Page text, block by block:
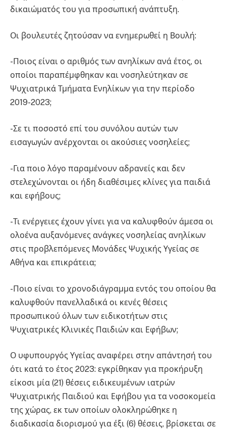
δικαιώματός του για προσωπική ανάπτυξη.
Οι βουλευτές ζητούσαν να ενημερωθεί η Βουλή:
-Ποιος είναι ο αριθμός των ανηλίκων ανά έτος, οι
οποίοι παραπέμφθηκαν και νοσηλεύτηκαν σε
Ψυχιατρικά Τμήματα Ενηλίκων για την περίοδο
2019-2023;
-Σε τι ποσοστό επί του συνόλου αυτών των
εισαγωγών ανέρχονται οι ακούσιες νοσηλείες;
-Για ποιο λόγο παραμένουν αδρανείς και δεν
στελεχώνονται οι ήδη διαθέσιμες κλίνες για παιδιά
και εφήβους;
-Τι ενέργειες έχουν γίνει για να καλυφθούν άμεσα οι
ολοένα αυξανόμενες ανάγκες νοσηλείας ανηλίκων
στις προβλεπόμενες Μονάδες Ψυχικής Υγείας σε
Αθήνα και επικράτεια;
-Ποιο είναι το χρονοδιάγραμμα εντός του οποίου θα
καλυφθούν πανελλαδικά οι κενές θέσεις
προσωπικού όλων των ειδικοτήτων στις
Ψυχιατρικές Κλινικές Παιδιών και Εφήβων;
Ο υφυπουργός Υγείας αναφέρει στην απάντησή του
ότι κατά το έτος 2023: εγκρίθηκαν για προκήρυξη
είκοσι μία (21) θέσεις ειδικευμένων ιατρών
Ψυχιατρικής Παιδιού και Εφήβου για τα νοσοκομεία
της χώρας, εκ των οποίων ολοκληρώθηκε η
διαδικασία διορισμού για έξι (6) θέσεις, βρίσκεται σε